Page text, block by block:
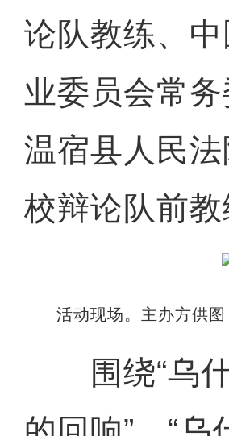
论队教练、
业委员会常
温宿县人民
校辩论队前
活动现场。主办方供图
围绕“乌什